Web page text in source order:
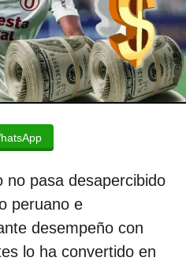
d
e
l
a
p
u
b
i
no pasa desapercibido
peruano e
desempeño con
lo ha convertido en